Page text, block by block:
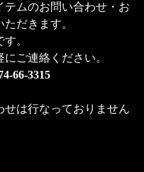
テムのお問い合わせ・お
だきます。
。
ご連絡ください。
66-3315
は行なっておりません